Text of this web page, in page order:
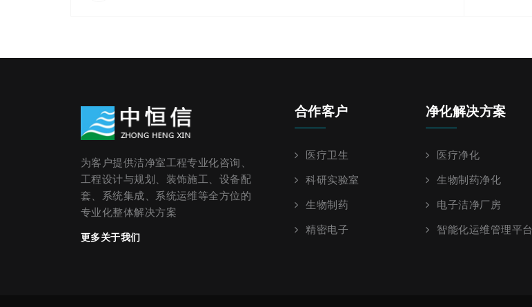
为客户提供洁净室工程专业化咨询、
工程设计与规划、装饰施工、设备配
套、系统集成、系统运维等全方位的
专业化整体解决方案
更多关于我们
合作客户
医疗卫生
科研实验室
生物制药
精密电子
净化解决方案
医疗净化
生物制药净化
电子洁净厂房
智能化运维管理平台